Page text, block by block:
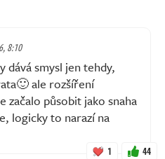
8:10
dává smysl jen tehdy,
ale rozšíření
začalo působit jako snaha
logicky to narazí na
1 44